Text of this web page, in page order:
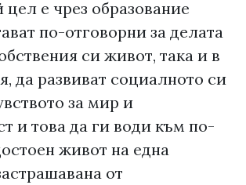
цел е чрез образование
по-отговорни за делата
си живот, така и в
да развиват социалното си
за мир и
и това да ги води към по-
живот на една
от